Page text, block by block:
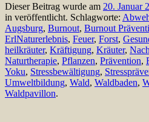
Dieser Beitrag wurde am 20. Januar
in veröffentlicht. Schlagworte:
Augsburg, Burnout, Burnout
ErlNaturerlebnis, Feuer, Forst,
heilkräuter, Kräftigung, Kräuter,
Naturtherapie, Pflanzen, Prävention,
Yoku, Stressbewältigung,
Umweltbildung, Wald, Waldbaden,
Waldpavillon.